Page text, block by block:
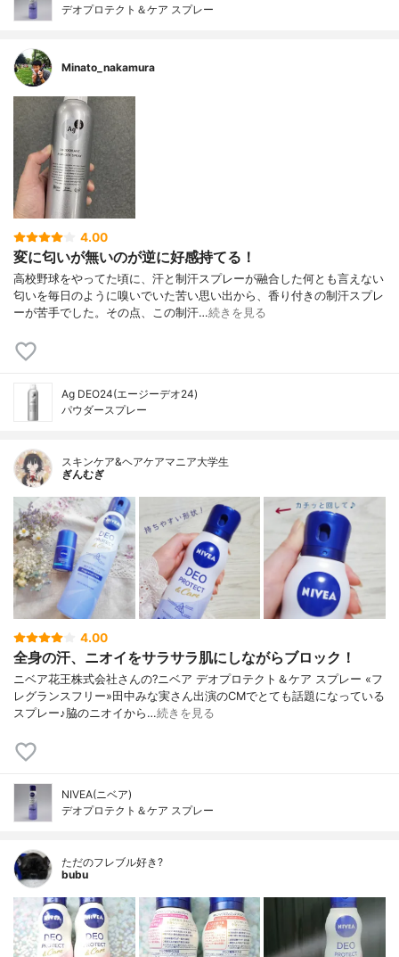
デオプロテクト＆ケア スプレー
Minato_nakamura
4.00
変に匂いが無いのが逆に好感持てる！
高校野球をやってた頃に、汗と制汗スプレーが融合した何とも言えない
匂いを毎日のように嗅いでいた苦い思い出から、香り付きの制汗スプレ
ーが苦手でした。その点、この制汗…続きを見る
Ag DEO24(エージーデオ24)
パウダースプレー
スキンケア&ヘアケアマニア大学生
ぎんむぎ
4.00
全身の汗、ニオイをサラサラ肌にしながらブロック！
ニベア花王株式会社さんの?ニベア デオプロテクト＆ケア スプレー «フ
レグランスフリー»田中みな実さん出演のCMでとても話題になっている
スプレー♪脇のニオイから…続きを見る
NIVEA(ニベア)
デオプロテクト＆ケア スプレー
ただのフレブル好き?
bubu